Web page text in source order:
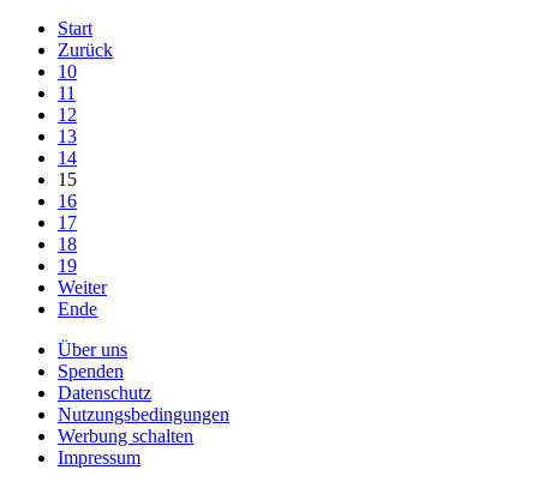
Start
Zurück
10
11
12
13
14
15
16
17
18
19
Weiter
Ende
Über uns
Spenden
Datenschutz
Nutzungsbedingungen
Werbung schalten
Impressum